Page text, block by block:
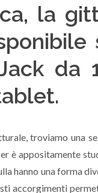
la
da
troviamo una
è appositamente
hanno una forma
accorgimenti